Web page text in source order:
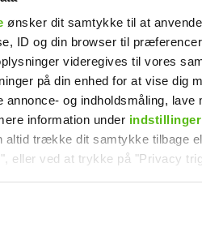
ønsker dit samtykke til at
ID og din browser til
videregives til vores
på din enhed for at vise dig
annonce- og indholdsmåling, lave
information under indstillinger
altid trække dit samtykke tilbage
eller ved at trykke på "Privacy
og Daniel Lazrak